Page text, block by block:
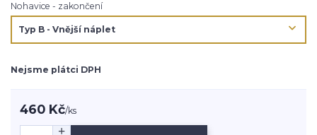
Nohavice - zakončení
Nejsme plátci DPH
460 Kč/ks